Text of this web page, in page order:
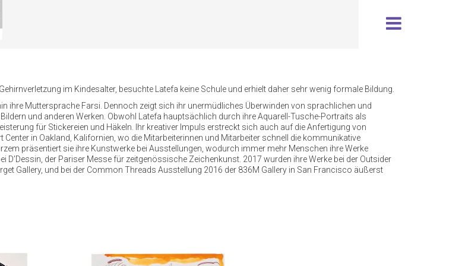
im Kindesalter, besuchte Latefa keine Schule und erhielt daher sehr wenig formale Bildung.
ihre Muttersprache Farsi. Dennoch zeigt sich ihr unermüdliches Überwinden von sprachlichen und
und anderen Werken. Obwohl Latefa hauptsächlich durch ihre Aquarell-Tusche-Portraits als
für Stickereien und Häkeln. Ihr kreativer Impuls erstreckt sich auch auf die Anfertigung von
in Oakland, Kalifornien, wo die Mitarbeiterinnen und Mitarbeiter schnell die kommunikative
präsentiert sie ihre Kunstwerke bei Ausstellungen, wodurch immer mehr Menschen ihre Werke
D’Dessin, der Pariser Messe für zeitgenössische Zeichenkunst. 2017 wurden ihre Werke bei der Outsider
Gallery, und bei der Common Threads Ausstellung 2016 der 836M Gallery in San Francisco äußerst